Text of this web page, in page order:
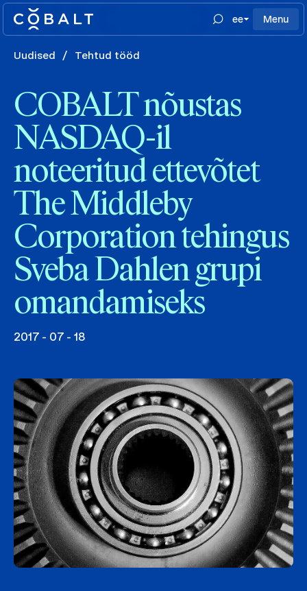
ee Menu
Uudised / Tehtud tööd
COBALT nõustas
NASDAQ-il
noteeritud ettevõtet
The Middleby
Corporation tehingus
Sveba Dahlen grupi
omandamiseks
2017 - 07 - 18